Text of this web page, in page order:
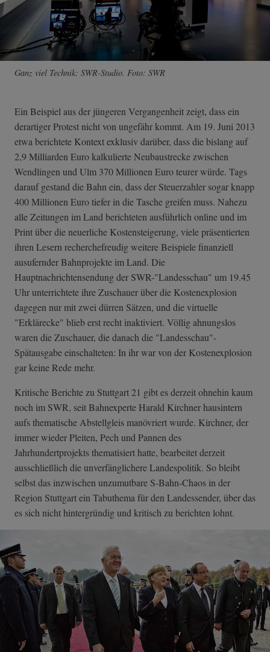
Ganz viel Technik: SWR-Studio. Foto: SWR
Ein Beispiel aus der jüngeren Vergangenheit zeigt, dass ein
derartiger Protest nicht von ungefähr kommt. Am 19. Juni 2013
etwa berichtete Kontext exklusiv darüber, dass die bislang auf
2,9 Milliarden Euro kalkulierte Neubaustrecke zwischen
Wendlingen und Ulm 370 Millionen Euro teurer würde. Tags
darauf gestand die Bahn ein, dass der Steuerzahler sogar knapp
400 Millionen Euro tiefer in die Tasche greifen muss. Nahezu
alle Zeitungen im Land berichteten ausführlich online und im
Print über die neuerliche Kostensteigerung, viele präsentierten
ihren Lesern recherchefreudig weitere Beispiele finanziell
ausufernder Bahnprojekte im Land. Die
Hauptnachrichtensendung der SWR-"Landesschau" um 19.45
Uhr unterrichtete ihre Zuschauer über die Kostenexplosion
dagegen nur mit zwei dürren Sätzen, und die virtuelle
"Erklärecke" blieb erst recht inaktiviert. Völlig ahnungslos
waren die Zuschauer, die danach die "Landesschau"-
Spätausgabe einschalteten: In ihr war von der Kostenexplosion
gar keine Rede mehr.
Kritische Berichte zu Stuttgart 21 gibt es derzeit ohnehin kaum
noch im SWR, seit Bahnexperte Harald Kirchner hausintern
aufs thematische Abstellgleis manövriert wurde. Kirchner, der
immer wieder Pleiten, Pech und Pannen des
Jahrhundertprojekts thematisiert hatte, bearbeitet derzeit
ausschließlich die unverfänglichere Landespolitik. So bleibt
selbst das inzwischen unzumutbare S-Bahn-Chaos in der
Region Stuttgart ein Tabuthema für den Landessender, über das
es sich nicht hintergründig und kritisch zu berichten lohnt.